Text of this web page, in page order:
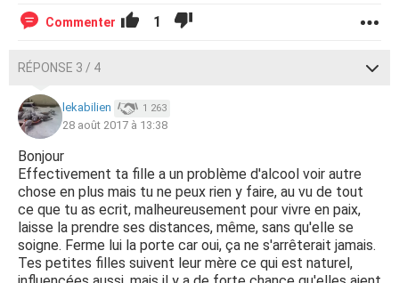
Commenter 1
RÉPONSE 3 / 4
lekabilien 1 263
28 août 2017 à 13:38
Bonjour
Effectivement ta fille a un problème d'alcool voir autre
chose en plus mais tu ne peux rien y faire, au vu de tout
ce que tu as ecrit, malheureusement pour vivre en paix,
laisse la prendre ses distances, même, sans qu'elle se
soigne. Ferme lui la porte car oui, ça ne s'arrêterait jamais.
Tes petites filles suivent leur mère ce qui est naturel,